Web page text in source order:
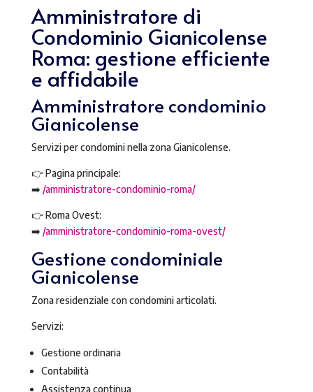
Amministratore di
Condominio Gianicolense
Roma: gestione efficiente
e affidabile
Amministratore condominio
Gianicolense
Servizi per condomini nella zona Gianicolense.
👉 Pagina principale:
➡️ /amministratore-condominio-roma/
👉 Roma Ovest:
➡️ /amministratore-condominio-roma-ovest/
Gestione condominiale
Gianicolense
Zona residenziale con condomini articolati.
Servizi:
Gestione ordinaria
Contabilità
Assistenza continua